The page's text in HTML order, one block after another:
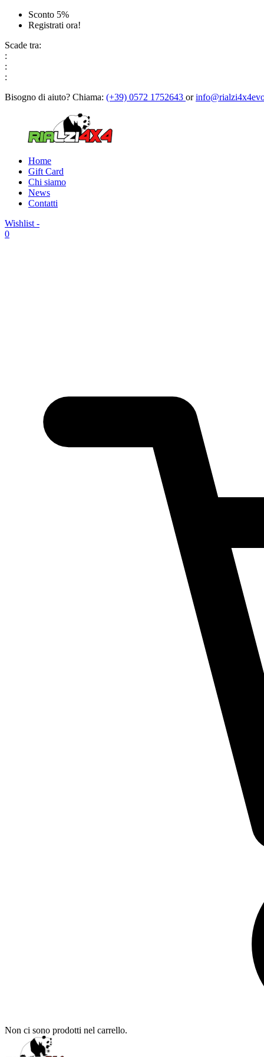
Sconto 5%
Registrati ora!
Scade tra:
:
:
:
Bisogno di aiuto? Chiama: (+39) 0572 1752643 or
Home
Gift Card
Chi siamo
News
Contatti
Wishlist -
0
Non ci sono prodotti nel carrello.